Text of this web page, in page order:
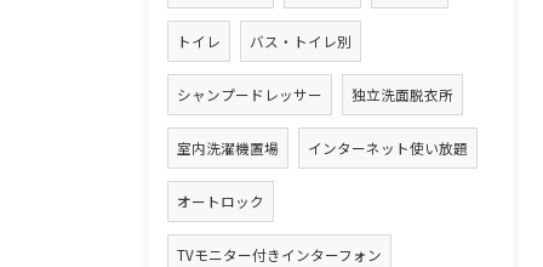
トイレ バス・トイレ別
シャンプードレッサー 独立洗面脱衣所
室内洗濯機置場 インターネット使い放題
オートロック
TVモニター付きインターフォン